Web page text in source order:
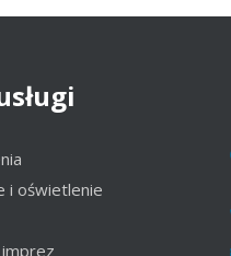
i oświetlenie